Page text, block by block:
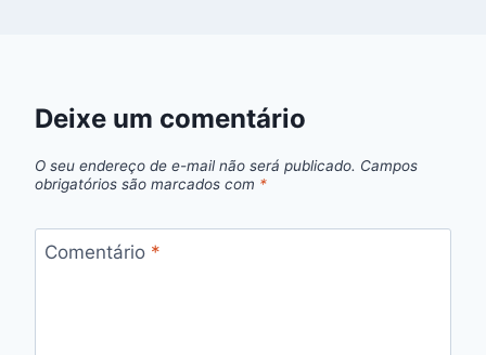
Deixe um comentário
O seu endereço de e-mail não será publicado. Campos
obrigatórios são marcados com *
Comentário *